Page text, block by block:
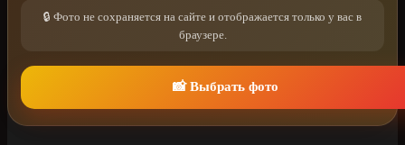
🔒 Фото не сохраняется на сайте и отображается только у вас в
браузере.
📸 Выбрать фото